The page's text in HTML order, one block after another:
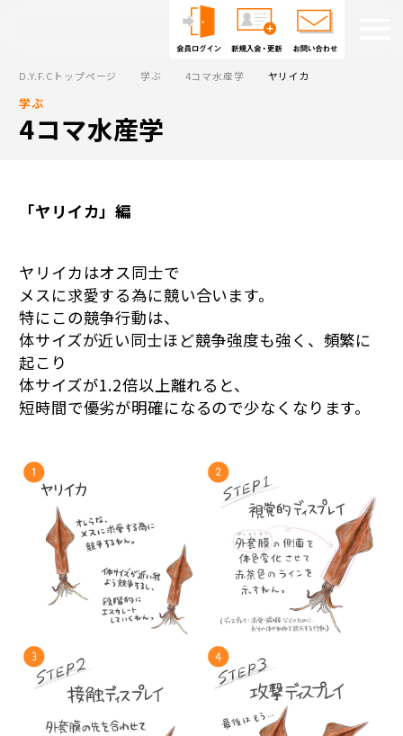
D.Y.F.Cトップページ 学ぶ 4コマ水産学 ヤリイカ
学ぶ
4コマ水産学
「ヤリイカ」編
ヤリイカはオス同士で
メスに求愛する為に競い合います。
特にこの競争行動は、
体サイズが近い同士ほど競争強度も強く、頻繁に
起こり
体サイズが1.2倍以上離れると、
短時間で優劣が明確になるので少なくなります。